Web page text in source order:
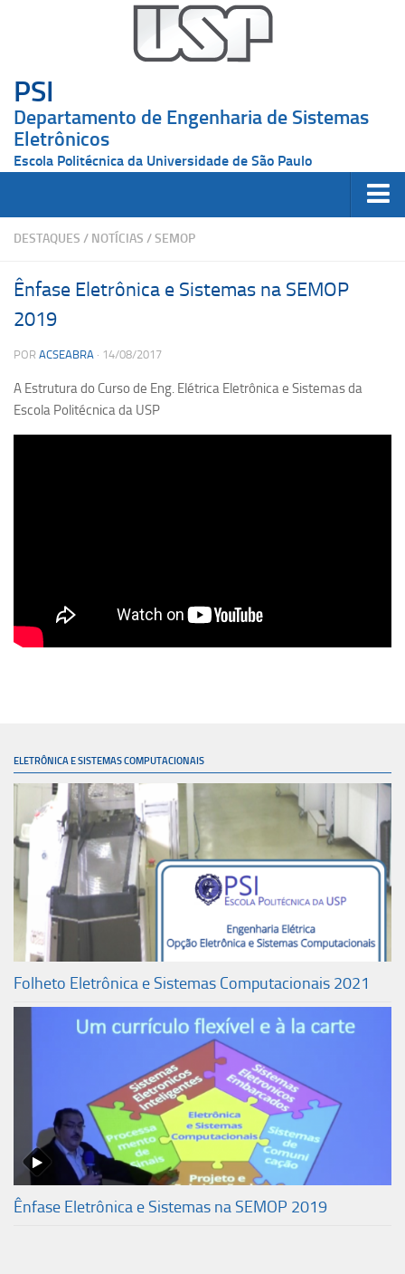
PSI
Departamento de Engenharia de Sistemas
Eletrônicos
Escola Politécnica da Universidade de São Paulo
O Departamento
Docentes
Pesquisadores
Contato
Graduação
Apresentação
Vagas de Estágio
Disciplinas
Contato
Pesquisa
Apresentação
LME
LPS
LSI
DESTAQUES / NOTÍCIAS /SEMOP
Ênfase Eletrônica e Sistemas na SEMOP
2019
POR ACSEABRA · 14/08/2017
A Estrutura do Curso de Eng. Elétrica Eletrônica e Sistemas da
Escola Politécnica da USP
ELETRÔNICA E SISTEMAS COMPUTACIONAIS
Folheto Eletrônica e Sistemas Computacionais 2021
Ênfase Eletrônica e Sistemas na SEMOP 2019